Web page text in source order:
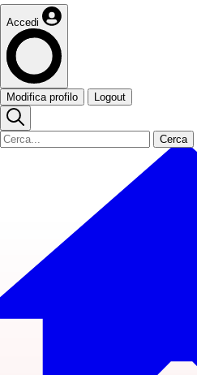
Accedi
Modifica profilo Logout
Cerca